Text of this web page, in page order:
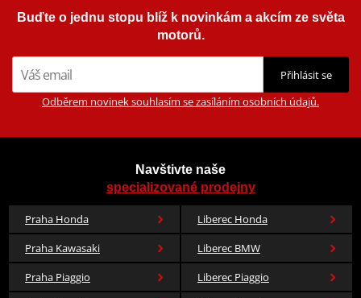
Buďte o jednu stopu blíž k novinkám a akcím ze světa
motorů.
Přihlásit se
Odběrem novinek souhlasím se zasíláním osobních údajů.
Navštivte naše
specializované prodejny
Praha Honda
Liberec Honda
Praha Kawasaki
Liberec BMW
Praha Piaggio
Liberec Piaggio